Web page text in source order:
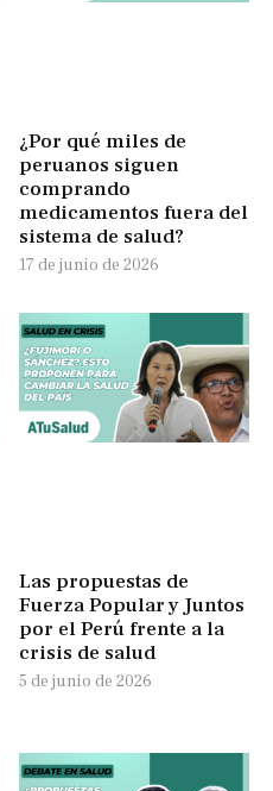
¿Por qué miles de
peruanos siguen
comprando
medicamentos fuera del
sistema de salud?
17 de junio de 2026
Las propuestas de
Fuerza Popular y Juntos
por el Perú frente a la
crisis de salud
5 de junio de 2026